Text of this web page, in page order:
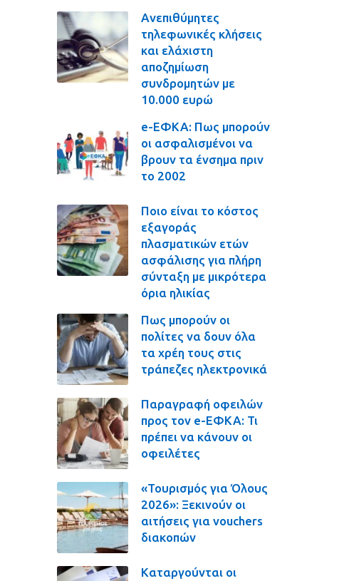
Ανεπιθύμητες
τηλεφωνικές κλήσεις
και ελάχιστη
αποζημίωση
συνδρομητών με
10.000 ευρώ
e-ΕΦΚΑ: Πως μπορούν
οι ασφαλισμένοι να
βρουν τα ένσημα πριν
το 2002
Ποιο είναι το κόστος
εξαγοράς
πλασματικών ετών
ασφάλισης για πλήρη
σύνταξη με μικρότερα
όρια ηλικίας
Πως μπορούν οι
πολίτες να δουν όλα
τα χρέη τους στις
τράπεζες ηλεκτρονικά
Παραγραφή οφειλών
προς τον e-ΕΦΚΑ: Τι
πρέπει να κάνουν οι
οφειλέτες
«Τουρισμός για Όλους
2026»: Ξεκινούν οι
αιτήσεις για vouchers
διακοπών
Καταργούνται οι